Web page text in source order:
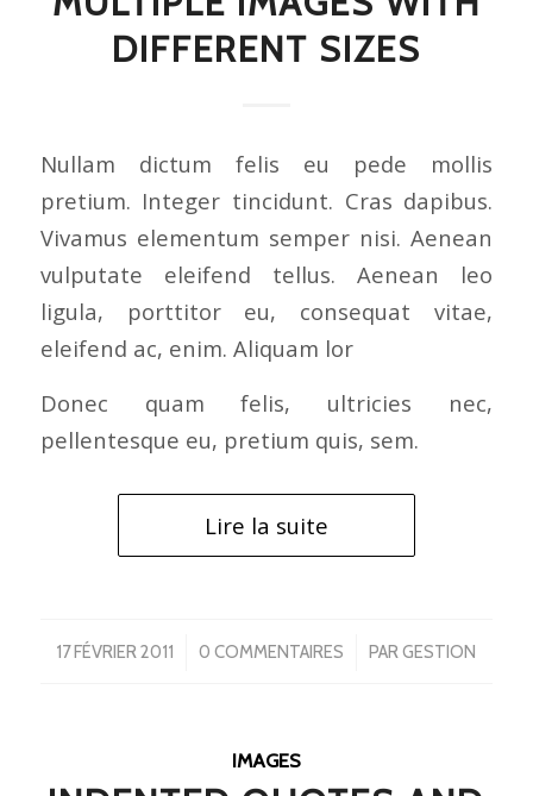
DIFFERENT SIZES
Nullam dictum felis eu pede mollis
pretium. Integer tincidunt. Cras dapibus.
Vivamus elementum semper nisi. Aenean
vulputate eleifend tellus. Aenean leo
ligula, porttitor eu, consequat vitae,
eleifend ac, enim. Aliquam lor
Donec quam felis, ultricies nec,
pellentesque eu, pretium quis, sem.
Lire la suite
17 FÉVRIER 2011
/ 0 COMMENTAIRES
/ PARGESTION
IMAGES